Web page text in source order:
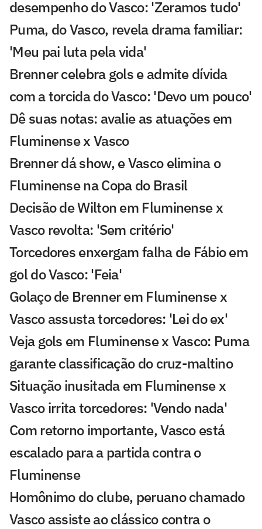
desempenho do Vasco: 'Zeramos tudo'
Puma, do Vasco, revela drama familiar:
'Meu pai luta pela vida'
Brenner celebra gols e admite dívida
com a torcida do Vasco: 'Devo um pouco'
Dê suas notas: avalie as atuações em
Fluminense x Vasco
Brenner dá show, e Vasco elimina o
Fluminense na Copa do Brasil
Decisão de Wilton em Fluminense x
Vasco revolta: 'Sem critério'
Torcedores enxergam falha de Fábio em
gol do Vasco: 'Feia'
Golaço de Brenner em Fluminense x
Vasco assusta torcedores: 'Lei do ex'
Veja gols em Fluminense x Vasco: Puma
garante classificação do cruz-maltino
Situação inusitada em Fluminense x
Vasco irrita torcedores: 'Vendo nada'
Com retorno importante, Vasco está
escalado para a partida contra o
Fluminense
Homônimo do clube, peruano chamado
Vasco assiste ao clássico contra o